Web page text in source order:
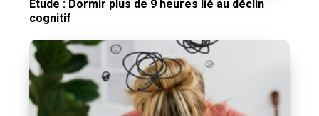
Étude : Dormir plus de 9 heures lié au déclin
cognitif